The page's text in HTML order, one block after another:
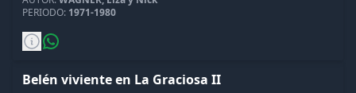
PERIODO: 1971-1980
Belén viviente en La Graciosa II